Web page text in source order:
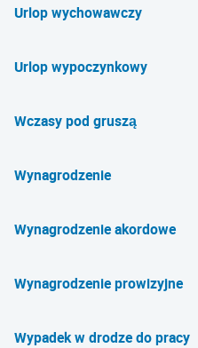
Urlop wychowawczy
Urlop wypoczynkowy
Wczasy pod gruszą
Wynagrodzenie
Wynagrodzenie akordowe
Wynagrodzenie prowizyjne
Wypadek w drodze do pracy